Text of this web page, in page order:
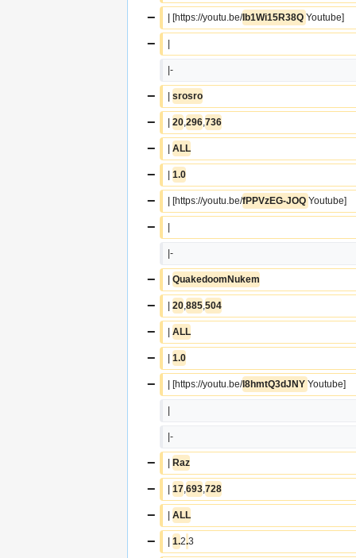
− | [https://youtu.be/Ib1Wi15R38Q Youtube]
− |
|-
− | srosro
− | 20 ,296 ,736
− | ALL
− | 1.0
− | [https://youtu.be/fPPVzEG-JOQ Youtube]
− |
|-
− | QuakedoomNukem
− | 20 ,885 ,504
− | ALL
− | 1.0
− | [https://youtu.be/l8hmtQ3dJNY Youtube]
|
|-
− | Raz
− | 17 ,693 ,728
− | ALL
− | 1.2.3